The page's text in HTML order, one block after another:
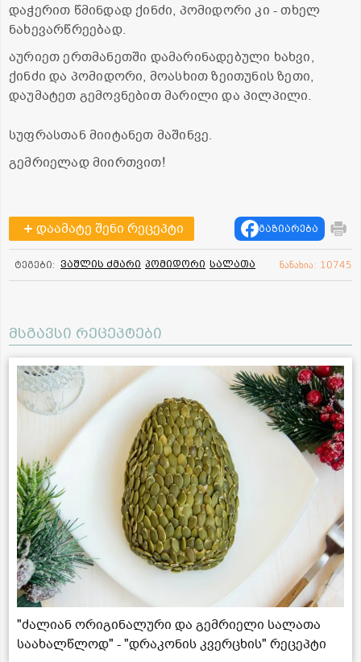
დაჭერით წმინდად ქინძი, პომიდორი კი - თხელ
ნახევარწრეებად.
აურიეთ ერთმანეთში დამარინადებული ხახვი,
ქინძი და პომიდორი, მოასხით ზეითუნის ზეთი,
დაუმატეთ გემოვნებით მარილი და პილპილი.
სუფრასთან მიიტანეთ მაშინვე.
გემრიელად მიირთვით!
დაამატე შენი რეცეპტი გაზიარება
ტეგები: ვაშლის ძმარი პომიდორი სალათა ნანახია: 10745
მსგავსი რეცეპტები
"ძალიან ორიგინალური და გემრიელი სალათა
საახალწლოდ" - "დრაკონის კვერცხის" რეცეპტი